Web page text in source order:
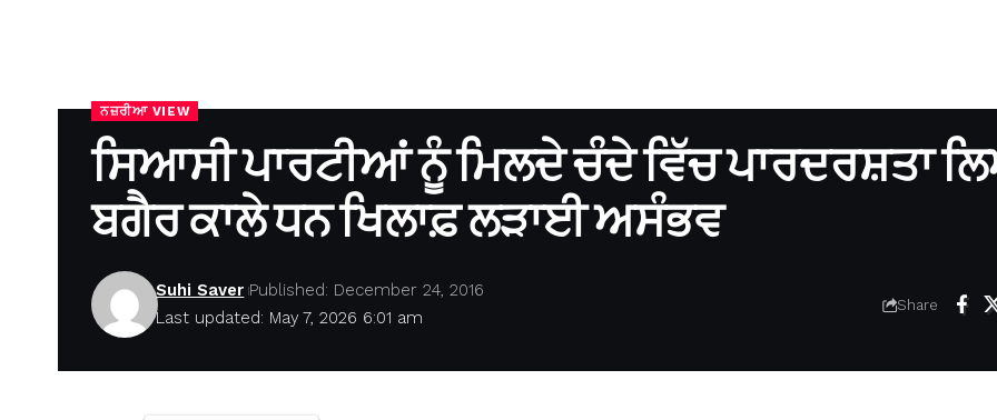
ਨਜ਼ਰੀਆ VIEW
ਸਿਆਸੀ ਪਾਰਟੀਆਂ ਨੂੰ ਮਿਲਦੇ ਚੰਦੇ ਵਿੱਚ ਪਾਰਦਰਸ਼ਤਾ
ਬਗੈਰ ਕਾਲੇ ਧਨ ਖਿਲਾਫ਼ ਲੜਾਈ ਅਸੰਭਵ
Last updated: May 7, 2026 6:01 am
Suhi Saver Published: December 24, 2016
Share